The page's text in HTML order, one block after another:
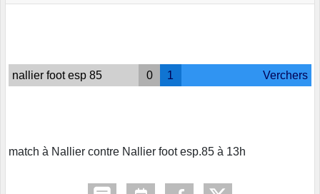
nallier foot esp 85 0 1 Verchers
match à Nallier contre Nallier foot esp.85 à 13h